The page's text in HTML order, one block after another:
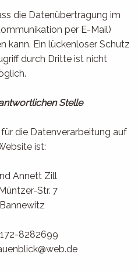
die Datenübertragung im
per E-Mail)
kann. Ein lückenloser Schutz
durch Dritte ist nicht
Stelle
die Datenverarbeitung auf
ist:
Annett Zill
Str. 7
8282699